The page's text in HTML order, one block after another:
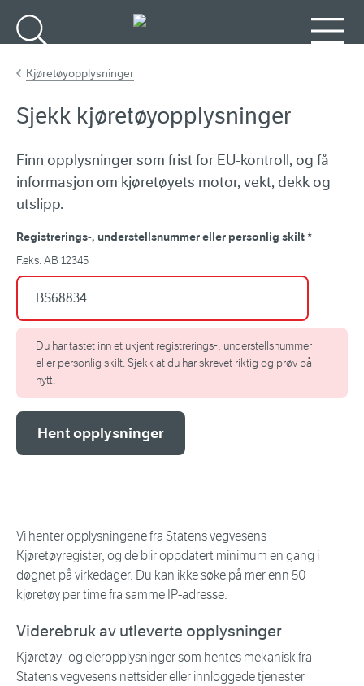
Kjøretøyopplysninger
Sjekk kjøretøyopplysninger
Finn opplysninger som frist for EU-kontroll, og få
informasjon om kjøretøyets motor, vekt, dekk og
utslipp.
Registrerings-, understellsnummer eller personlig skilt *
F.eks. AB 12345
Du har tastet inn et ukjent registrerings-, understellsnummer
eller personlig skilt. Sjekk at du har skrevet riktig og prøv på
nytt.
Hent opplysninger
Vi henter opplysningene fra Statens vegvesens
Kjøretøyregister, og de blir oppdatert minimum en gang i
døgnet på virkedager. Du kan ikke søke på mer enn 50
kjøretøy per time fra samme IP-adresse.
Viderebruk av utleverte opplysninger
Kjøretøy- og eieropplysninger som hentes mekanisk fra
Statens vegvesens nettsider eller innloggede tjenester